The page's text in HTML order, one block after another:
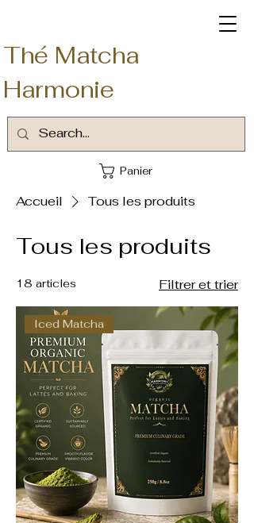
Thé Matcha
Harmonie
Panier
Accueil Tous les produits
Tous les produits
18 articles Filtrer et trier
Iced Matcha